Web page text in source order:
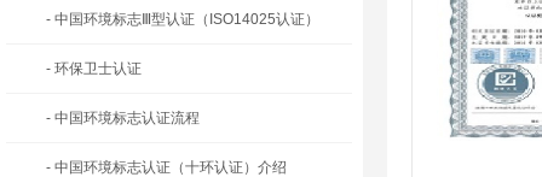
- 中国环境标志Ⅲ型认证（ISO14025认证）
- 环保卫士认证
- 中国环境标志认证流程
- 中国环境标志认证（十环认证）介绍